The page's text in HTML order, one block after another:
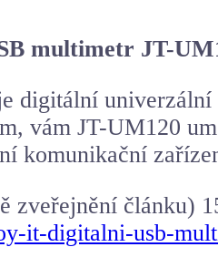
multimetr JT-
digitální
vám JT-UM120
komunikační
zveřejnění článku)
it-digitalni-usb-